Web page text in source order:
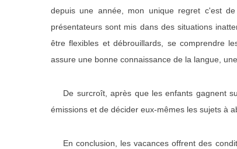
depuis une année, mon unique regret c'est
présentateurs sont mis dans des situations
être flexibles et débrouillards, se comprendre
assure une bonne connaissance de la langue,
De surcroît, après que les enfants gagnent
émissions et de décider eux-mêmes les sujets à
En conclusion, les vacances offrent des